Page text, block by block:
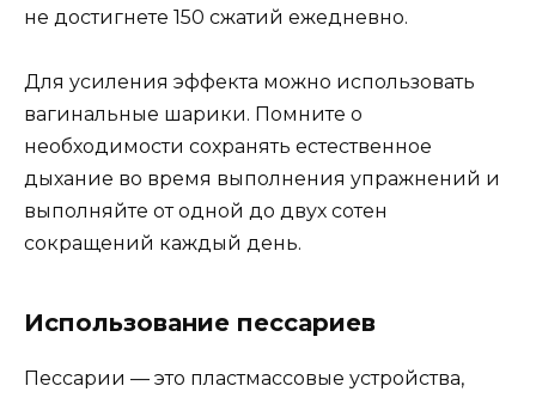
не достигнете 150 сжатий ежедневно.
Для усиления эффекта можно использовать
вагинальные шарики. Помните о
необходимости сохранять естественное
дыхание во время выполнения упражнений и
выполняйте от одной до двух сотен
сокращений каждый день.
Использование пессариев
Пессарии — это пластмассовые устройства,